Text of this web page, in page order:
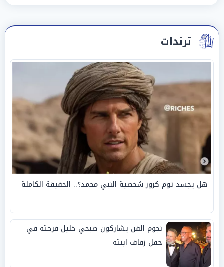
ترندات
هل يجسد توم كروز شخصية النبي محمد؟.. الحقيقة الكاملة
نجوم الفن يشاركون صبحي خليل فرحته في
حفل زفاف ابنته